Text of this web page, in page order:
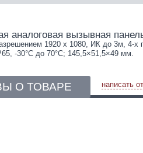
аналоговая вызывная
1920 х 1080, ИК до 3м, 4-х
-30°C до 70°C; 145,5×51,5×49 мм.
О ТОВАРЕ написать